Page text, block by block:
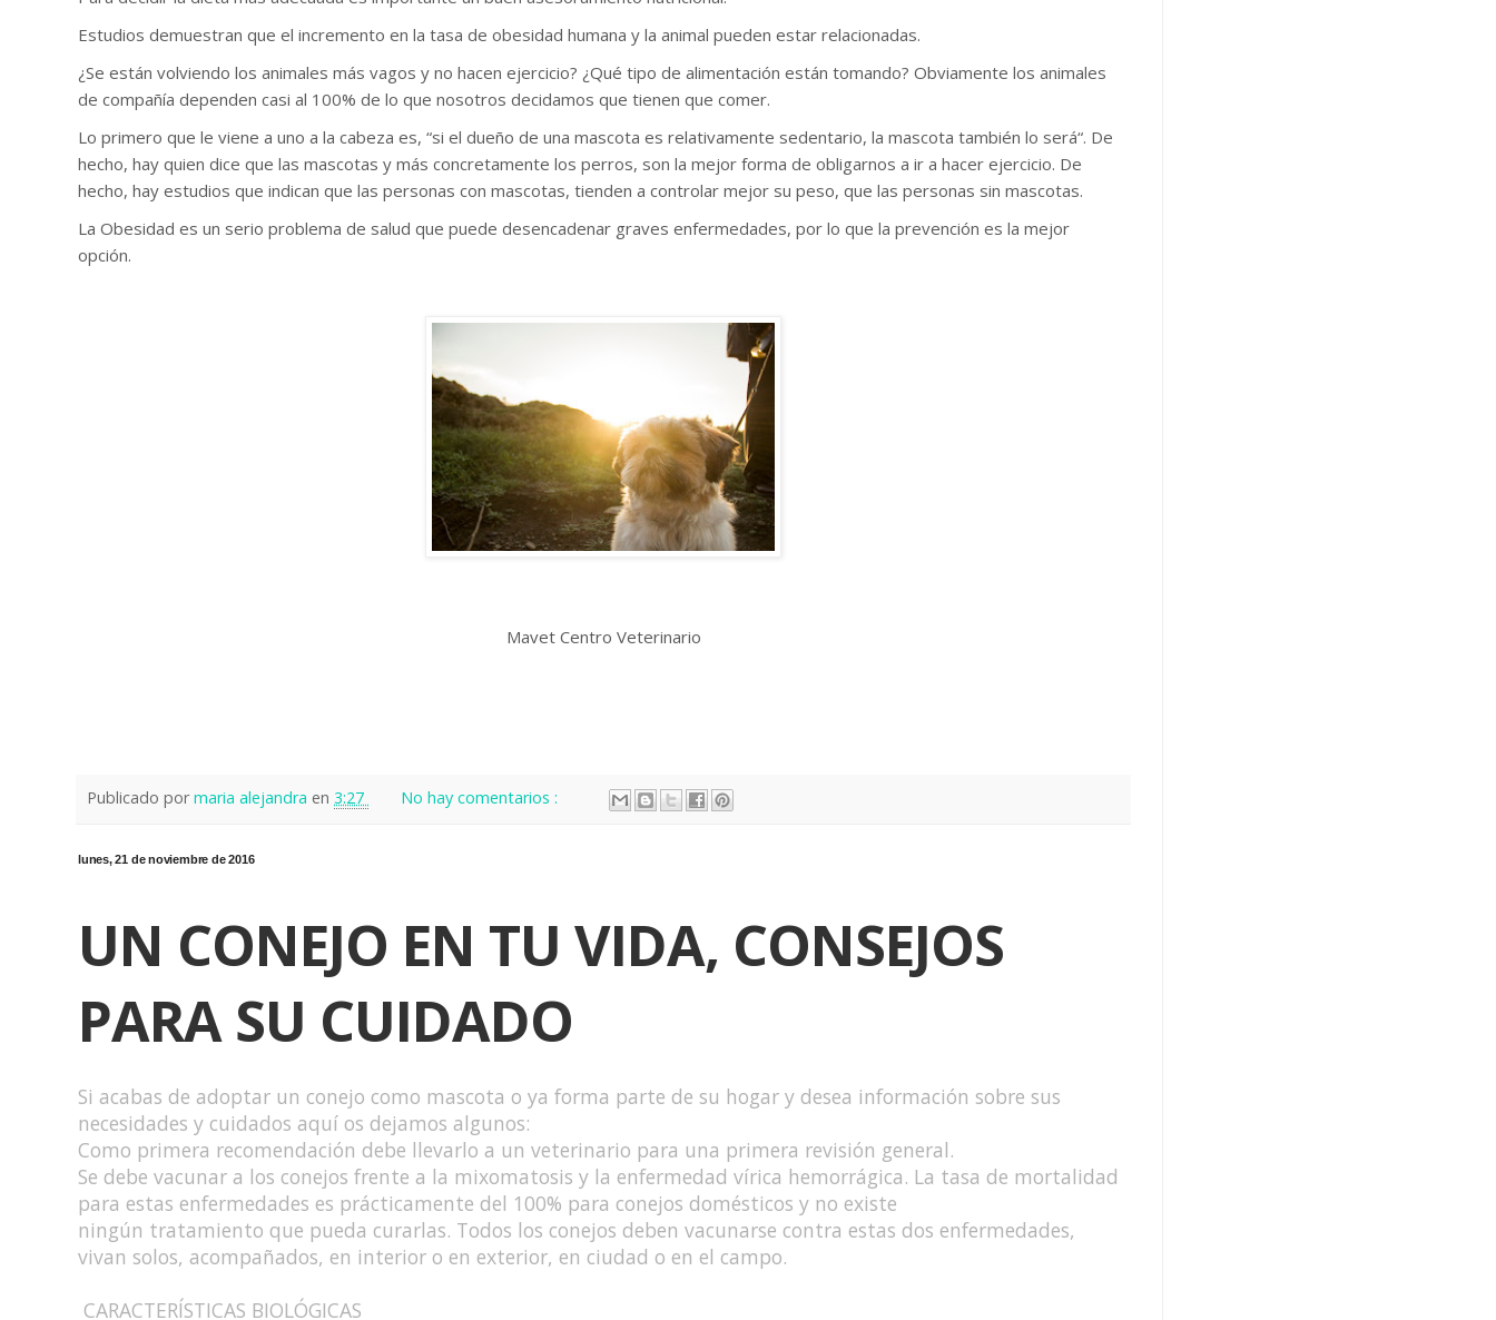
Estudios demuestran que el incremento en la tasa de obesidad humana y la animal pueden estar relacionadas.
¿Se están volviendo los animales más vagos y no hacen ejercicio? ¿Qué tipo de alimentación están tomando? Obviamente los animales
de compañía dependen casi al 100% de lo que nosotros decidamos que tienen que comer.
Lo primero que le viene a uno a la cabeza es, “si el dueño de una mascota es relativamente sedentario, la mascota también lo será“. De
hecho, hay quien dice que las mascotas y más concretamente los perros, son la mejor forma de obligarnos a ir a hacer ejercicio. De
hecho, hay estudios que indican que las personas con mascotas, tienden a controlar mejor su peso, que las personas sin mascotas.
La Obesidad es un serio problema de salud que puede desencadenar graves enfermedades, por lo que la prevención es la mejor
opción.
Mavet Centro Veterinario
Publicado pormaria alejandra en 3:27 No hay comentarios :
lunes, 21 de noviembre de 2016
UN CONEJO EN TU VIDA, CONSEJOS
PARA SU CUIDADO
Si acabas de adoptar un conejo como mascota o ya forma parte de su hogar y desea información sobre sus
necesidades y cuidados aquí os dejamos algunos:
Como primera recomendación debe llevarlo a un veterinario para una primera revisión general.
Se debe vacunar a los conejos frente a la mixomatosis y la enfermedad vírica hemorrágica. La tasa de mortalidad
para estas enfermedades es prácticamente del 100% para conejos domésticos y no existe
ningún tratamiento que pueda curarlas. Todos los conejos deben vacunarse contra estas dos enfermedades,
vivan solos, acompañados, en interior o en exterior, en ciudad o en el campo.
CARACTERÍSTICAS BIOLÓGICAS